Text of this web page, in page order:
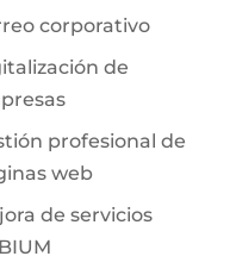
corporativo
de
profesional de
web
de servicios